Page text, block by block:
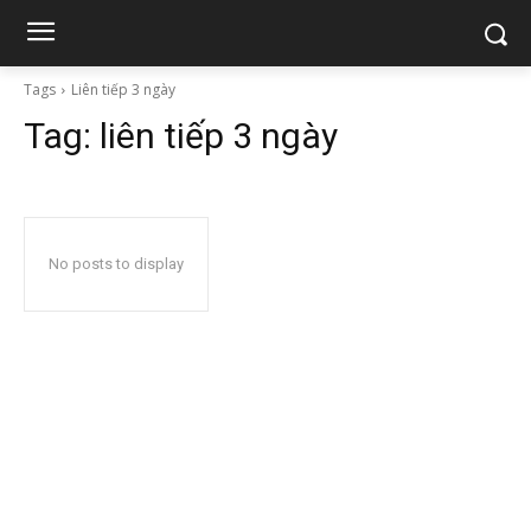
Tags Liên tiếp 3 ngày
Tag: liên tiếp 3 ngày
No posts to display